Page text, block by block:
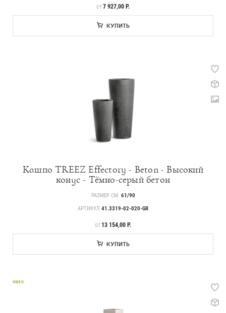
ЦЕНА
ОТ7 927,00 Р.
КУПИТЬ
Кашпо TREEZ Effectory - Beton - Высокий
конус - Тёмно-серый бетон
РАЗМЕР СМ. 61/90
АРТИКУЛ 41.3319-02-020-GR
ЦЕНА
ОТ 13 154,00 Р.
КУПИТЬ
VIDEO